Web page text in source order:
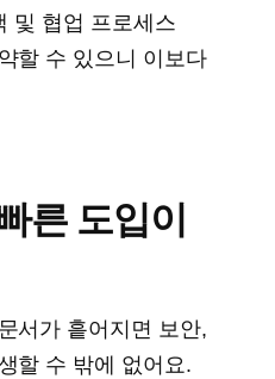
및 협업 프로세스
할 수 있으니 이보다
른 도입이
서가 흩어지면 보안,
할 수 밖에 없어요.